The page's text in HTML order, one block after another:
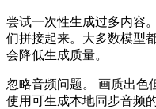
尝试一次性生成过多内容
们拼接起来。大多数模型
会降低生成质量。
忽略音频问题。 画质出色
使用可生成本地同步音频